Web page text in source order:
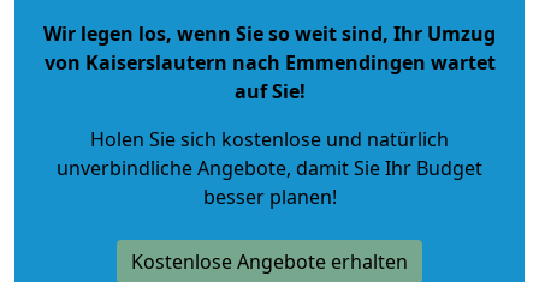
Wir legen los, wenn Sie so weit sind, Ihr Umzug
von Kaiserslautern nach Emmendingen wartet
auf Sie!
Holen Sie sich kostenlose und natürlich
unverbindliche Angebote, damit Sie Ihr Budget
besser planen!
Kostenlose Angebote erhalten